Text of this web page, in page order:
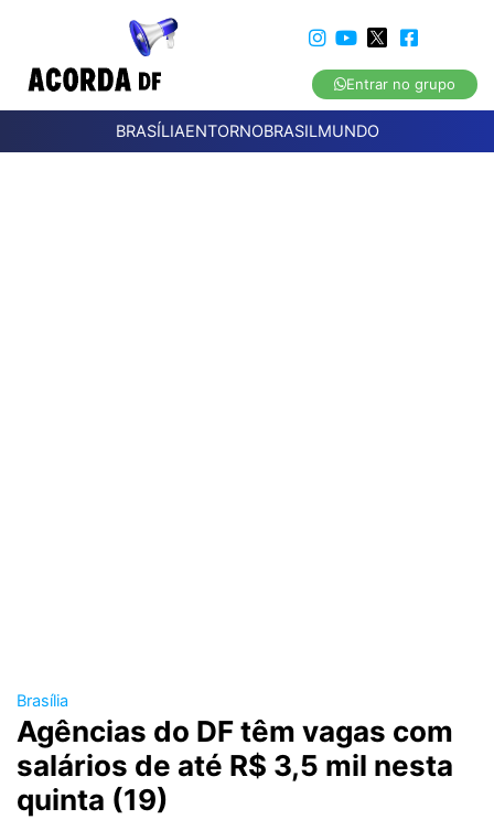
Entrar no grupo
BRASÍLIAENTORNOBRASILMUNDO
Brasília
Agências do DF têm vagas com
salários de até R$ 3,5 mil nesta
quinta (19)